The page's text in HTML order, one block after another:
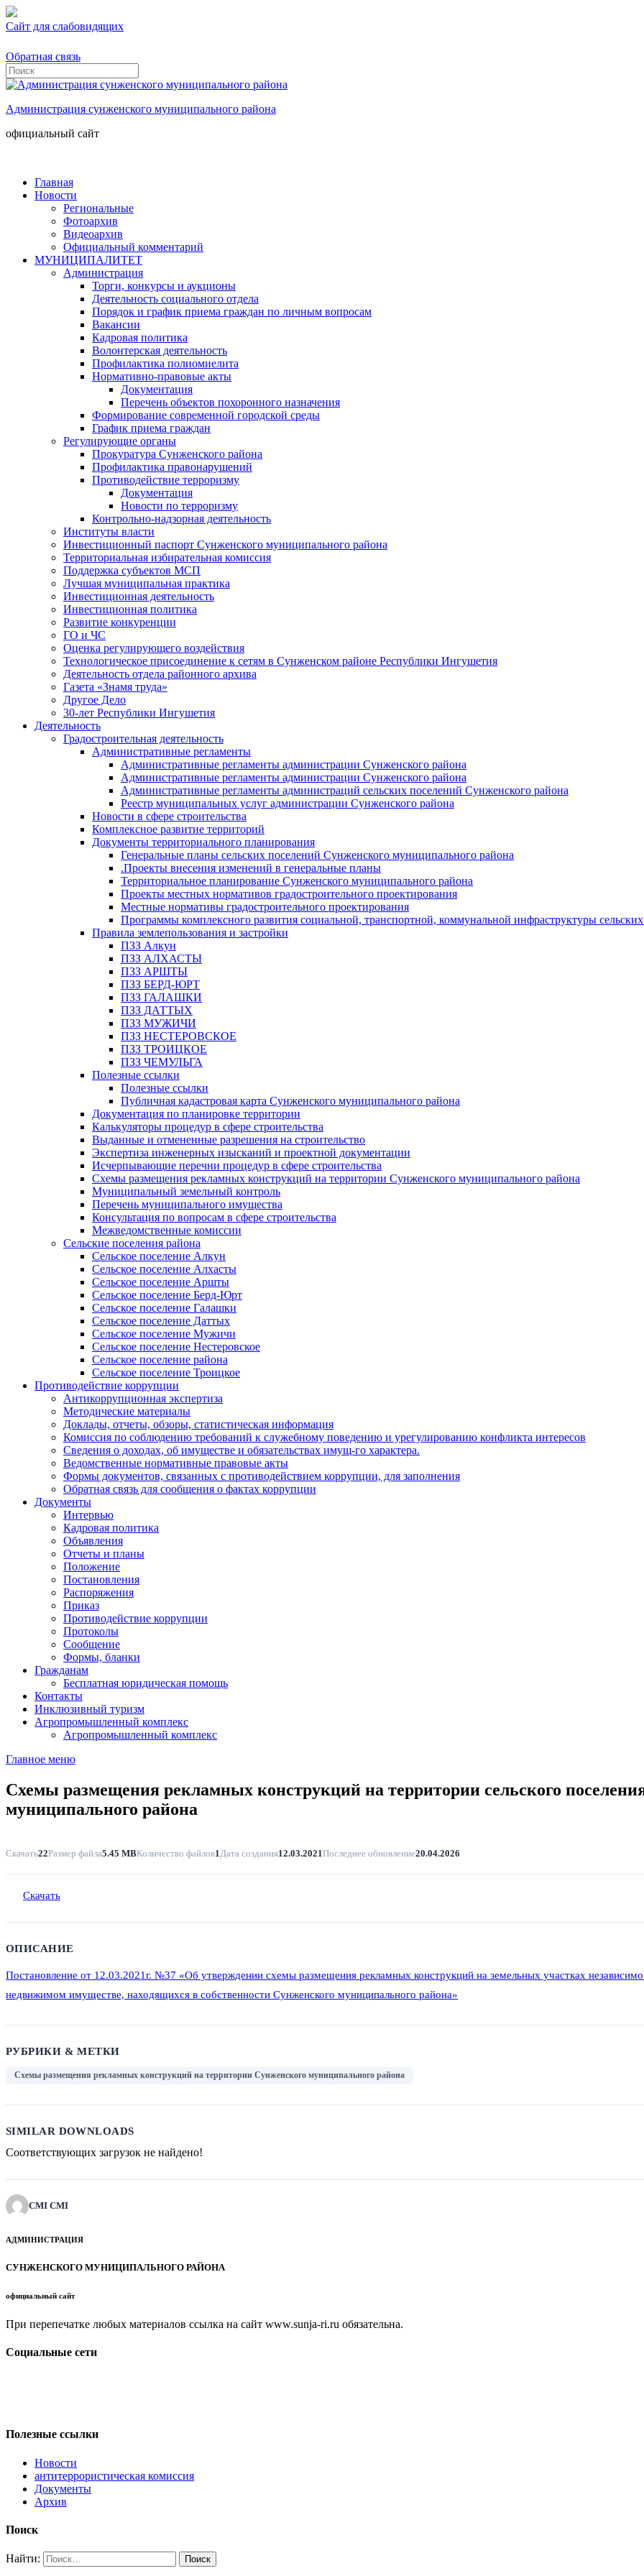
Сайт для слабовидящих
Обратная связь
Администрация сунженского муниципального района
официальный сайт
Главная
Новости
Региональные
Фотоархив
Видеоархив
Официальный комментарий
МУНИЦИПАЛИТЕТ
Администрация
Торги, конкурсы и аукционы
Деятельность социального отдела
Порядок и график приема граждан по личным вопросам
Вакансии
Кадровая политика
Волонтерская деятельность
Профилактика полиомиелита
Нормативно-правовые акты
Документация
Перечень объектов похоронного назначения
Формирование современной городской среды
График приема граждан
Регулирующие органы
Прокуратура Сунженского района
Профилактика правонарушений
Противодействие терроризму
Документация
Новости по терроризму
Контрольно-надзорная деятельность
Институты власти
Инвестиционный паспорт Сунженского муниципального района
Территориальная избирательная комиссия
Поддержка субъектов МСП
Лучшая муниципальная практика
Инвестиционная деятельность
Инвестиционная политика
Развитие конкуренции
ГО и ЧС
Оценка регулирующего воздействия
Технологическое присоединение к сетям в Сунженском районе Республики Ингушетия
Деятельность отдела районного архива
Газета «Знамя труда»
Другое Дело
30-лет Республики Ингушетия
Деятельность
Градостроительная деятельность
Административные регламенты
Административные регламенты администрации Сунженского района
Административные регламенты администрации Сунженского района
Административные регламенты администраций сельских поселений Сунженского района
Реестр муниципальных услуг администрации Сунженского района
Новости в сфере строительства
Комплексное развитие территорий
Документы территориального планирования
Генеральные планы сельских поселений Сунженского муниципального района
.Проекты внесения изменений в генеральные планы
Территориальное планирование Сунженского муниципального района
Проекты местных нормативов градостроительного проектирования
Местные нормативы градостроительного проектирования
Программы комплексного развития социальной, транспортной, коммунальной инфраструктуры
Правила землепользования и застройки
ПЗЗ Алкун
ПЗЗ АЛХАСТЫ
ПЗЗ АРШТЫ
ПЗЗ БЕРД-ЮРТ
ПЗЗ ГАЛАШКИ
ПЗЗ ДАТТЫХ
ПЗЗ МУЖИЧИ
ПЗЗ НЕСТЕРОВСКОЕ
ПЗЗ ТРОИЦКОЕ
ПЗЗ ЧЕМУЛЬГА
Полезные ссылки
Полезные ссылки
Публичная кадастровая карта Сунженского муниципального района
Документация по планировке территории
Калькуляторы процедур в сфере строительства
Выданные и отмененные разрешения на строительство
Экспертиза инженерных изысканий и проектной документации
Исчерпывающие перечни процедур в сфере строительства
Схемы размещения рекламных конструкций на территории Сунженского муниципального района
Муниципальный земельный контроль
Перечень муниципального имущества
Консультация по вопросам в сфере строительства
Межведомственные комиссии
Сельские поселения района
Сельское поселение Алкун
Сельское поселение Алхасты
Сельское поселение Аршты
Сельское поселение Берд-Юрт
Сельское поселение Галашки
Сельское поселение Даттых
Сельское поселение Мужичи
Сельское поселение Нестеровское
Сельское поселение района
Сельское поселение Троицкое
Противодействие коррупции
Антикоррупционная экспертиза
Методические материалы
Доклады, отчеты, обзоры, статистическая информация
Комиссия по соблюдению требований к служебному поведению и урегулированию конфликта интересов
Сведения о доходах, об имуществе и обязательствах имущ-го характера.
Ведомственные нормативные правовые акты
Формы документов, связанных с противодействием коррупции, для заполнения
Обратная связь для сообщения о фактах коррупции
Документы
Интервью
Кадровая политика
Объявления
Отчеты и планы
Положение
Постановления
Распоряжения
Приказ
Противодействие коррупции
Протоколы
Сообщение
Формы, бланки
Гражданам
Бесплатная юридическая помощь
Контакты
Инклюзивный туризм
Агропромышленный комплекс
Агропромышленный комплекс
Главное меню
Схемы размещения рекламных конструкций на территории сельского
муниципального района
Скачать22Размер файла5.45 MBКоличество файлов1 Дата создания12.03.2021Последнее обновление20.04.2026
Скачать
ОПИСАНИЕ
Постановление от 12.03.2021г. №37 «Об утверждении схемы размещения рекламных конструкций на земельных участках
недвижимом имуществе, находящихся в собственности Сунженского муниципального района»
РУБРИКИ & МЕТКИ
Схемы размещения рекламных конструкций на территории Сунженского муниципального района
SIMILAR DOWNLOADS
Соответствующих загрузок не найдено!
CMI CMI
АДМИНИСТРАЦИЯ
СУНЖЕНСКОГО МУНИЦИПАЛЬНОГО РАЙОНА
официальный сайт
При перепечатке любых материалов ссылка на сайт www.sunja-ri.ru обязательна.
Социальные сети
Полезные ссылки
Новости
антитеррористическая комиссия
Документы
Архив
Поиск
Найти: